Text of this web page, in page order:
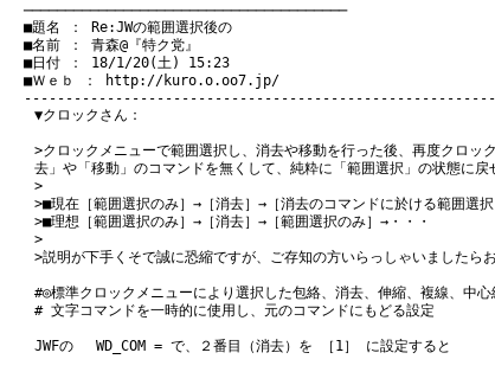
───────────────────────────────────────
■題名 ： Re:JWの範囲選択後の
■名前 ： 青森@『特ク党』
■日付 ： 18/1/20(土) 15:23
■Ｗｅｂ ：
http://kuro.o.oo7.jp/
▼クロックさん：
>クロックメニューで範囲選択し、消去や移動を行った後、再度クロッ
去」や「移動」のコマンドを無くして、純粋に「範囲選択」の状態に戻
>
>■現在［範囲選択のみ］→［消去］→［消去のコマンドに於ける範囲選
>■理想［範囲選択のみ］→［消去］→［範囲選択のみ］→・・・
>
>説明が下手くそで誠に恐縮ですが、ご存知の方いらっしゃいましたら
#◎標準クロックメニューにより選択した包絡、消去、伸縮、複線、中心
# 文字コマンドを一時的に使用し、元のコマンドにもどる設定
JWFの WD_COM = で、２番目（消去）を ［1］ に設定すると